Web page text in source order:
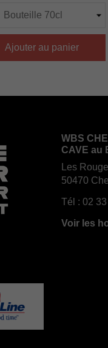
Ajouter au panier
WBS
CAVE au
Les
50470
Tél : 02
Voir les